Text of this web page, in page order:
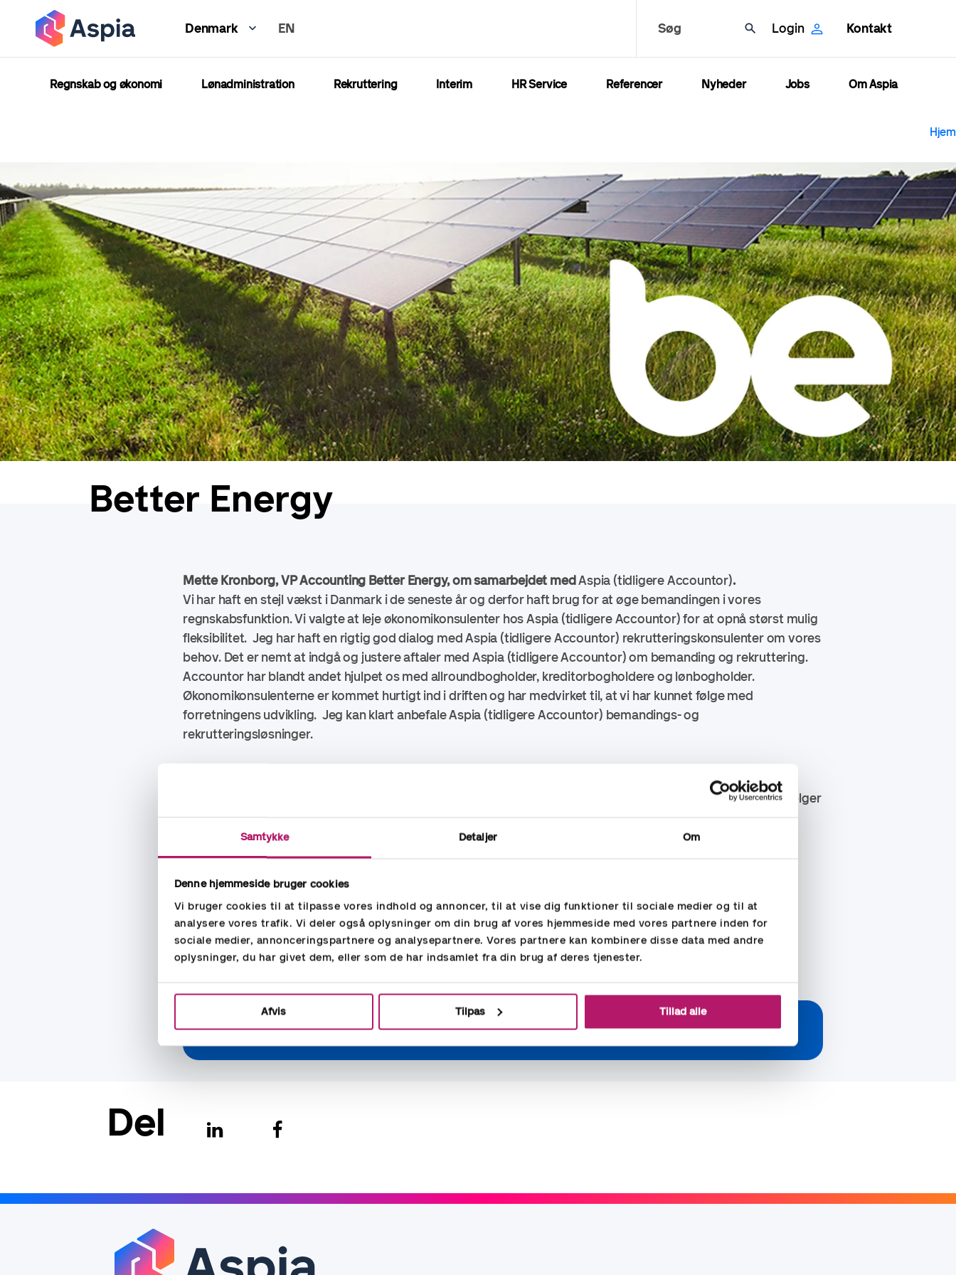
Samtykke Detaljer Om
Denne hjemmeside bruger cookies
Vi bruger cookies til at tilpasse vores indhold og annoncer, til at vise dig funktioner til sociale medier og til at
analysere vores trafik. Vi deler også oplysninger om din brug af vores hjemmeside med vores partnere inden for
sociale medier, annonceringspartnere og analysepartnere. Vores partnere kan kombinere disse data med andre
oplysninger, du har givet dem, eller som de har indsamlet fra din brug af deres tjenester.
Afvis Tilpas Tillad alle
hovedindhold
Denmark EN Søg Login Kontakt
Regnskab og økonomi Lønadministration Rekruttering Interim HR Service Referencer Nyheder Jobs Om Aspia
Hjem
Better Energy
Mette Kronborg, VP Accounting Better Energy, om samarbejdet medAspia (tidligere Accountor).
Vi har haft en stejl vækst i Danmark i de seneste år og derfor haft brug for at øge bemandingen i vores
regnskabsfunktion. Vi valgte at leje økonomikonsulenter hosAspia (tidligere Accountor)for at opnå størst mulig
fleksibilitet. Jeg har haft en rigtig god dialog medAspia (tidligere Accountor) rekrutteringskonsulenter om vores
behov. Det er nemt at indgå og justere aftaler med Aspia (tidligere Accountor)om bemanding og rekruttering.
Accountor har blandt andet hjulpet os med allroundbogholder, kreditorbogholdere og lønbogholder.
Økonomikonsulenterne er kommet hurtigt ind i driften og har medvirket til, at vi har kunnet følge med
forretningens udvikling. Jeg kan klart anbefaleAspia (tidligere Accountor) bemandings- og
rekrutteringsløsninger.
Better Energy er et vedvarende energiselskab, der udvikler, bygger, drifter og ejer egne solcelleparker og sælger
støttefri grøn strøm fra. På den måde sikres ny og additionel energi til elnettet. Grøn, bæredygtig energi der
reducerer CO2-emissioner, fremmer biodiversitet og er billigere end kul, olie & gas. Better Energy er et af
Europas hurtigst voksende vedvarende energiselskaber med en projektportefølje på over 10 GW ny
Skriv til os her, hvis du vil høre mere om, hvordan vi kan hjælpe med midlertidig bemanding, så
Del